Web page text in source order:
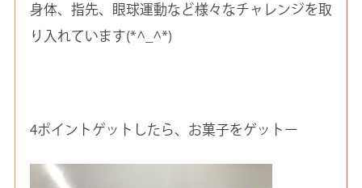
身体、指先、眼球運動など様々なチャレンジを取
り入れています(*^_^*)
4ポイントゲットしたら、お菓子をゲットー